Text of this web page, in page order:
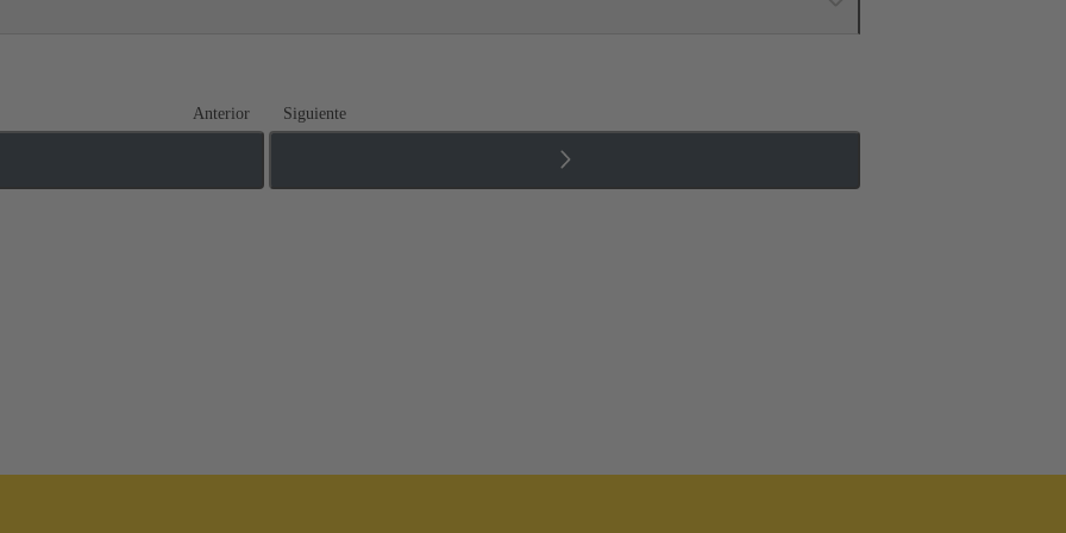
Anterior Siguiente